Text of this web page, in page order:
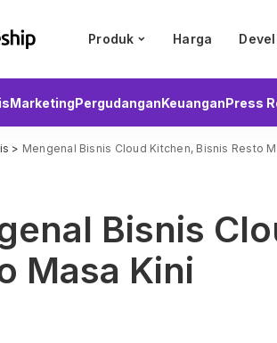
Produk Harga
MarketingPergudanganKeuanganPress
> Mengenal Bisnis Cloud Kitchen, Bisnis Resto
Bisnis
Masa Kini